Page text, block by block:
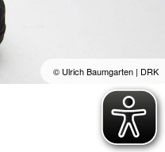
© Ulrich Baumgarten | DRK